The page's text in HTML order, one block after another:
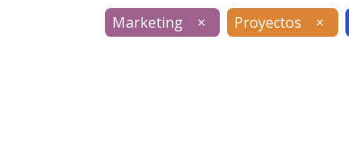
Marketing × Proyectos ×